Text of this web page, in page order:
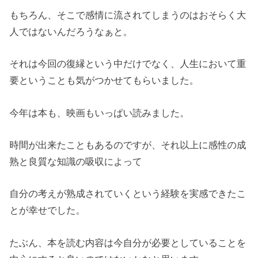
もちろん、そこで感情に流されてしまうのはおそらく大
人ではないんだろうなぁと。
それは今回の復縁という中だけでなく、人生において重
要ということも気がつかせてもらいました。
今年は本も、映画もいっぱい読みました。
時間が出来たこともあるのですが、それ以上に感性の成
熟と良質な知識の吸収によって
自分の考えが熟成されていくという経験を実感できたこ
とが幸せでした。
たぶん、本を読む内容は今自分が必要としていることを